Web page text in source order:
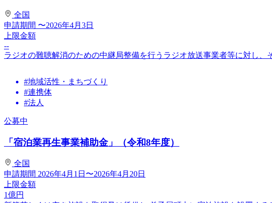
全国
申請期間 〜2026年4月3日
上限金額
--
ラジオの難聴解消のための中継局整備を行うラジオ放送事業者等に対し、
#地域活性・まちづくり
#連携体
#法人
公募中
「宿泊業再生事業補助金」（令和8年度）
全国
申請期間 2026年4月1日〜2026年4月20日
上限金額
1億円